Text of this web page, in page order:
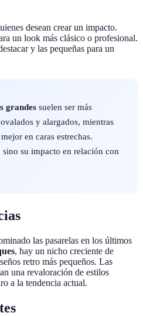
desean crear un impacto.
un look más clásico o profesional.
y las pequeñas para un
grandes suelen ser más
y alargados, mientras
en caras estrechas.
su impacto en relación con
las pasarelas en los últimos
, hay un nicho creciente de
retro más pequeños. Las
una revaloración de estilos
a la tendencia actual.